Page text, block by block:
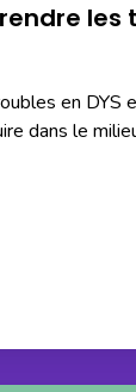
les
en DYS
dans le